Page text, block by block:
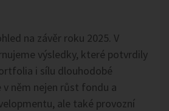
na závěr roku 2025. V
výsledky, které potvrdily
i sílu dlouhodobé
něm nejen růst fondu a
ale také provozní